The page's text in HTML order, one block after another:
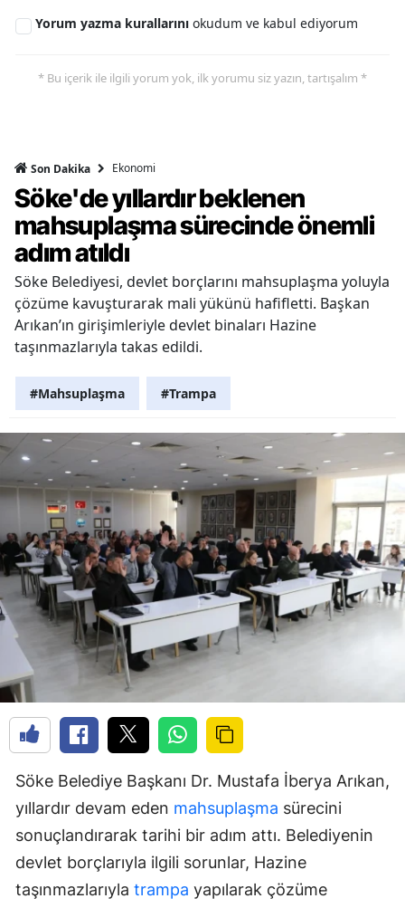
Yorum yazma kurallarını okudum ve kabul ediyorum
* Bu içerik ile ilgili yorum yok, ilk yorumu siz yazın, tartışalım *
Son Dakika Ekonomi
Söke'de yıllardır beklenen
mahsuplaşma sürecinde önemli
adım atıldı
Söke Belediyesi, devlet borçlarını mahsuplaşma yoluyla
çözüme kavuşturarak mali yükünü hafifletti. Başkan
Arıkan’ın girişimleriyle devlet binaları Hazine
taşınmazlarıyla takas edildi.
#Mahsuplaşma #Trampa
Söke Belediye Başkanı Dr. Mustafa İberya Arıkan,
yıllardır devam eden mahsuplaşma sürecini
sonuçlandırarak tarihi bir adım attı. Belediyenin
devlet borçlarıyla ilgili sorunlar, Hazine
taşınmazlarıyla trampa yapılarak çözüme